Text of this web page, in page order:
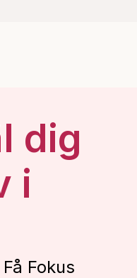
dig
i
Fokus